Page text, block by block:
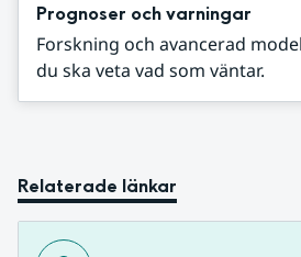
Prognoser och varningar
Forskning och avancerad
du ska veta vad som väntar.
Relaterade länkar